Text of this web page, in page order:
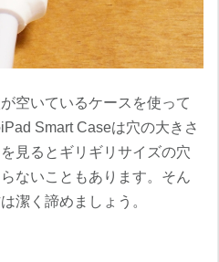
空いているケースを使って
Smart Caseは穴の大きさ
見るとギリギリサイズの穴
ないこともあります。そん
潔く諦めましょう。